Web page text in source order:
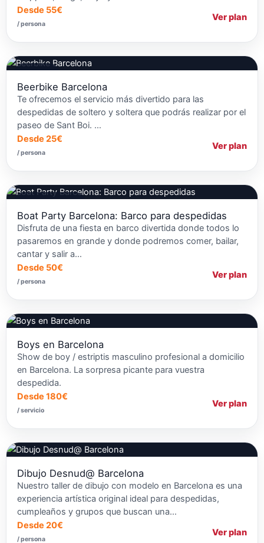
Desde 55€
/ persona
Ver plan
Beerbike Barcelona
Te ofrecemos el servicio más divertido para las
despedidas de soltero y soltera que podrás realizar por el
paseo de Sant Boi. …
Desde 25€
/ persona
Ver plan
Boat Party Barcelona: Barco para despedidas
Disfruta de una fiesta en barco divertida donde todos lo
pasaremos en grande y donde podremos comer, bailar,
cantar y salir a…
Desde 50€
/ persona
Ver plan
Boys en Barcelona
Show de boy / estriptis masculino profesional a domicilio
en Barcelona. La sorpresa picante para vuestra
despedida.
Desde 180€
/ servicio
Ver plan
Dibujo Desnud@ Barcelona
Nuestro taller de dibujo con modelo en Barcelona es una
experiencia artística original ideal para despedidas,
cumpleaños y grupos que buscan una…
Desde 20€
/ persona
Ver plan